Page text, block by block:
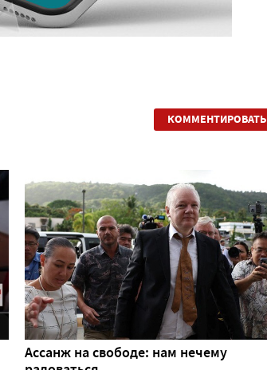
КОММЕНТИРОВАТЬ
Ассанж на свободе: нам нечему